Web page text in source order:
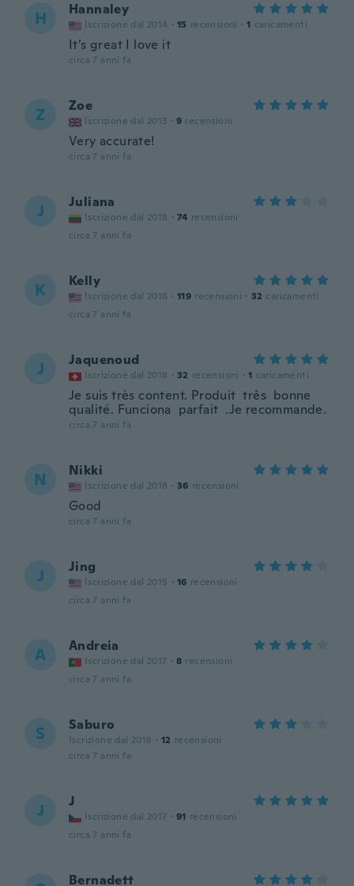
H Hannaley
Iscrizione dal 2014 · 15 recensioni · 1 caricamenti
It’s great I love it
circa 7 anni fa
Z Zoe
Iscrizione dal 2013 · 9 recensioni
Very accurate!
circa 7 anni fa
J Juliana
Iscrizione dal 2018 · 74 recensioni
circa 7 anni fa
K Kelly
Iscrizione dal 2016 · 119 recensioni · 32 caricamenti
circa 7 anni fa
J Jaquenoud
Iscrizione dal 2018 · 32 recensioni · 1 caricamenti
Je suis très content. Produit três bonne
qualité. Funciona parfait .Je recommande.
circa 7 anni fa
N Nikki
Iscrizione dal 2018 · 36 recensioni
Good
circa 7 anni fa
J Jing
Iscrizione dal 2015 · 16 recensioni
circa 7 anni fa
A Andreia
Iscrizione dal 2017 · 8 recensioni
circa 7 anni fa
S Saburo
Iscrizione dal 2018 · 12 recensioni
circa 7 anni fa
J J
Iscrizione dal 2017 · 91 recensioni
circa 7 anni fa
Bernadett